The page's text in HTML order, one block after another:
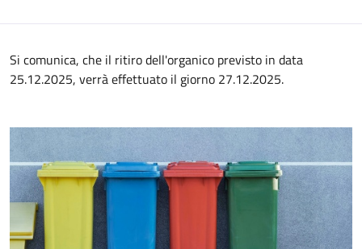
Si comunica, che il ritiro dell'organico previsto in data
25.12.2025, verrà effettuato il giorno 27.12.2025.